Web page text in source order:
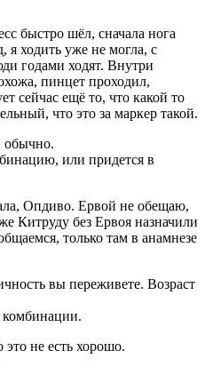
быстро шёл, сначала нога
я ходить уже не могла, с
годами ходят. Внутри
пинцет проходил,
сейчас ещё то, что какой то
что это за маркер такой.
обычно.
или придется в
Опдиво. Ервой не обещаю,
Китруду без Ервоя назначили
только там в анамнезе
вы переживете. Возраст
комбинации.
не есть хорошо.